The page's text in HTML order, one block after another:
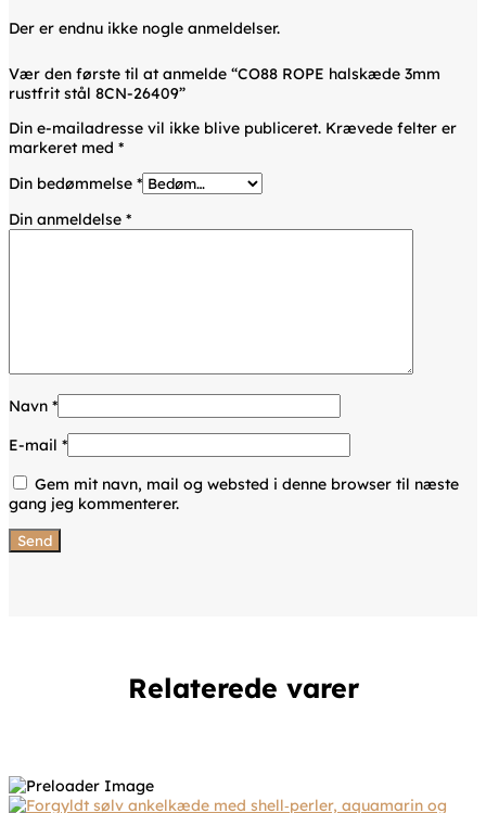
Der er endnu ikke nogle anmeldelser.
Vær den første til at anmelde “CO88 ROPE halskæde 3mm
rustfrit stål 8CN-26409”
Din e-mailadresse vil ikke blive publiceret. Krævede felter er
markeret med *
Din bedømmelse *
Din anmeldelse *
Navn *
E-mail *
Gem mit navn, mail og websted i denne browser til næste
gang jeg kommenterer.
Relaterede varer